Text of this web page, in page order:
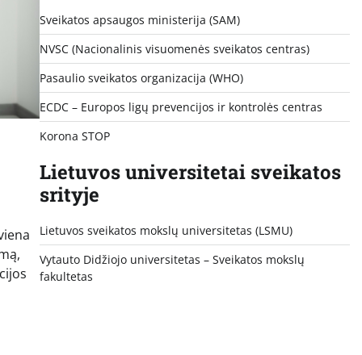
Sveikatos apsaugos ministerija (SAM)
NVSC (Nacionalinis visuomenės sveikatos centras)
Pasaulio sveikatos organizacija (WHO)
ECDC – Europos ligų prevencijos ir kontrolės centras
Korona STOP
Lietuvos universitetai sveikatos
srityje
Lietuvos sveikatos mokslų universitetas (LSMU)
Vytauto Didžiojo universitetas – Sveikatos mokslų
fakultetas